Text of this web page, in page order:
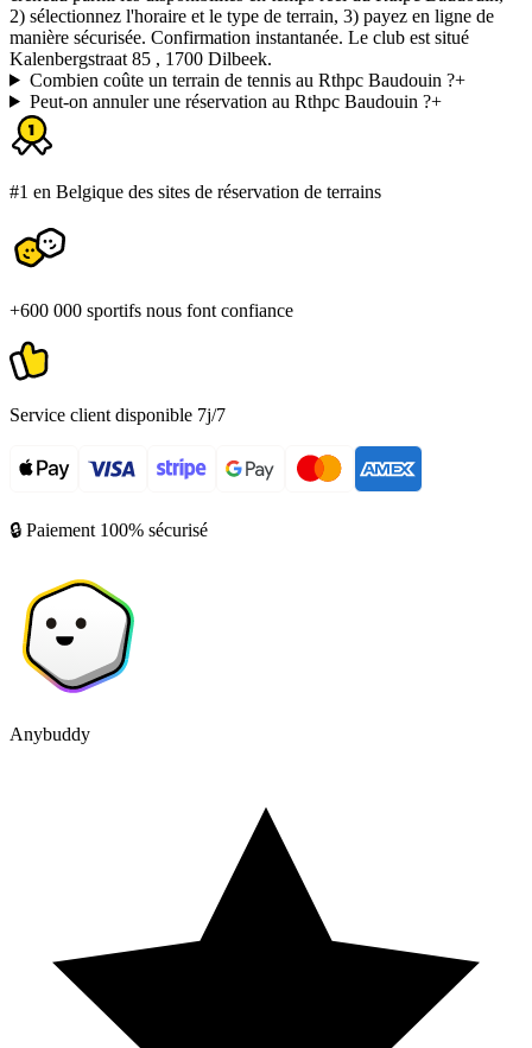
2) sélectionnez l'horaire et le type de terrain, 3) payez en ligne de
manière sécurisée. Confirmation instantanée. Le club est situé
Kalenbergstraat 85 , 1700 Dilbeek.
Combien coûte un terrain de tennis au Rthpc Baudouin ?+
Peut-on annuler une réservation au Rthpc Baudouin ?+
#1 en Belgique des sites de réservation de terrains
+600 000 sportifs nous font confiance
Service client disponible 7j/7
🔒 Paiement 100% sécurisé
Anybuddy